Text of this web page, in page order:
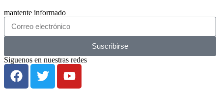
mantente informado
Suscribirse
Siguenos en nuestras redes